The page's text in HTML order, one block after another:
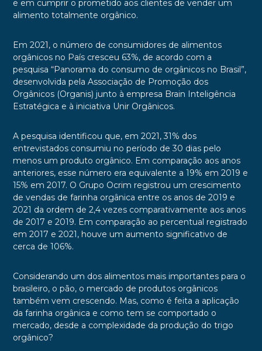
e em cumprir o prometido aos clientes de vender um
alimento totalmente orgânico.
Em 2021, o número de consumidores de alimentos
orgânicos no País cresceu 63%, de acordo com a
pesquisa “Panorama do consumo de orgânicos no Brasil”,
desenvolvida pela Associação de Promoção dos
Orgânicos (Organis) junto à empresa Brain Inteligência
Estratégica e à iniciativa Unir Orgânicos.
A pesquisa identificou que, em 2021, 31% dos
entrevistados consumiu no período de 30 dias pelo
menos um produto orgânico. Em comparação aos anos
anteriores, esse número era equivalente a 19% em 2019 e
15% em 2017. O Grupo Ocrim registrou um crescimento
de vendas de farinha orgânica entre os anos de 2019 e
2021 da ordem de 2,4 vezes comparativamente aos anos
de 2017 e 2019. Em comparação ao percentual registrado
em 2017 e 2021, houve um aumento significativo de
cerca de 106%.
Considerando um dos alimentos mais importantes para o
brasileiro, o pão, o mercado de produtos orgânicos
também vem crescendo. Mas, como é feita a aplicação
da farinha orgânica e como tem se comportado o
mercado, desde a complexidade da produção do trigo
orgânico?